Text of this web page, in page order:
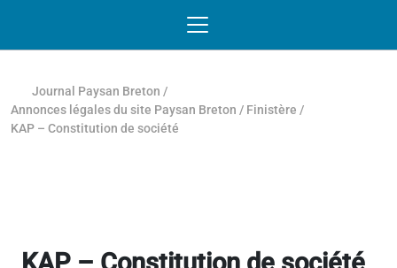
Journal Paysan Breton /
Annonces légales du site Paysan Breton / Finistère /
KAP – Constitution de société